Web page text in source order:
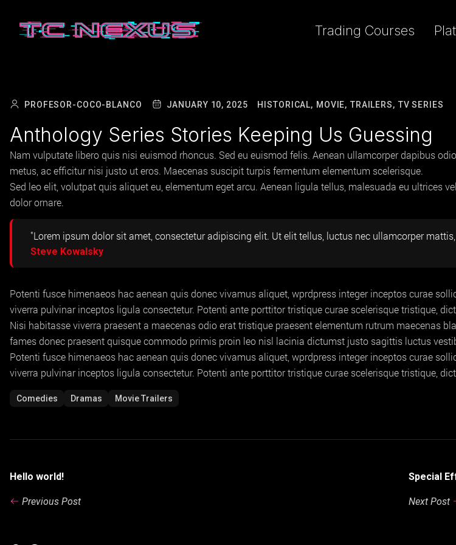
Trading Courses
PROFESOR-COCO-BLANCO JANUARY 10, 2025 HISTORICAL, MOVIE, TRAILERS, TV SERIES
Anthology Series Stories Keeping Us Guessing
Nam vulputate libero quis nisi euismod rhoncus. Sed eu euismod felis. Aenean ullamcorper dapibus
metus, ac efficitur nisi justo ut eros. Maecenas suscipit turpis fermentum elementum scelerisque.
Sed leo elit, volutpat quis aliquet eu, elementum eget arcu. Aenean ligula tellus, malesuada eu ultrices
dolor ornare.
"Lorem ipsum dolor sit amet, consectetur adipiscing elit. Ut elit tellus, luctus nec ullamcorper
Steve Kowalsky
Potenti fusce himenaeos hac aenean quis donec vivamus aliquet, wprdpress integer inceptos curae
viverra pulvinar inceptos ligula consectetur. Potenti ante porttitor tristique curae scelerisque tristique,
Nisi habitasse viverra praesent a maecenas odio erat tristique praesent elementum rutrum maecenas
fames donec praesent quisque commodo primis proin leo nisl lacinia dictumst justo sagittis luctus
Potenti fusce himenaeos hac aenean quis donec vivamus aliquet, wprdpress integer inceptos curae
viverra pulvinar inceptos ligula consectetur. Potenti ante porttitor tristique curae scelerisque tristique,
Comedies Dramas Movie Trailers
Hello world!
Previous Post
Special
Next Post